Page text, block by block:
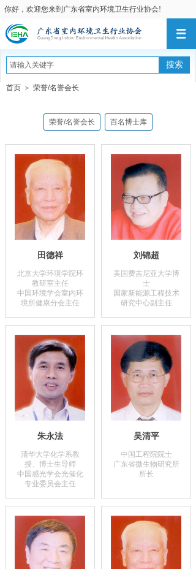
你好，欢迎您来到广东省室内环境卫生行业协会!
搜索
首页 ＞ 荣誉/名誉会长
荣誉/名誉会长 百名博士库
田德祥
北京大学环境学院环
教研室主任
中国环境学会室内环
境所健康分会主任
刘锦超
美国费吉尼亚大学博
士
国家新能源工程技术
研究中心副主任
朱永法
清华大学化学系教
授、博士生导师
中国感光学会光催化
专业委员会主任
吴清平
中国工程院院士
广东省微生物研究所
所长